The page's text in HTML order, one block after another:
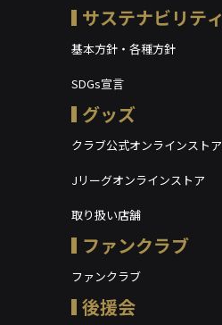
サステナビリティ
基本方針・各種方針
SDGs宣言
グッズ
クラブ公式オンラインストア
Jリーグオンラインストア
取り扱い店舗
ファンクラブ
ファンクラブ
後援会